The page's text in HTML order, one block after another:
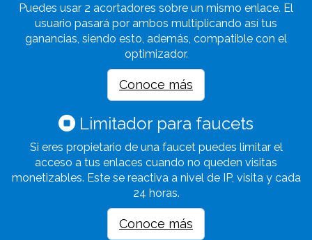
Puedes usar 2 acortadores sobre un mismo enlace. El
usuario pasará por ambos multiplicando así tus
ganancias, siendo esto, además, compatible con el
optimizador.
Conoce más
Limitador para faucets
Si eres propietario de una faucet puedes limitar el
acceso a tus enlaces cuando no queden visitas
monetizables. Este se reactiva a nivel de IP, visita y cada
24 horas.
Conoce más